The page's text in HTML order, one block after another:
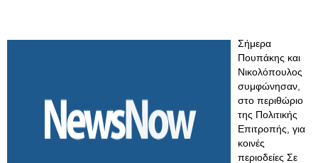
Σήμερα
Πουπάκης και
Νικολόπουλος
συμφώνησαν,
στο περιθώριο
της Πολιτικής
Επιτροπής, για
κοινές
περιοδείες Σε